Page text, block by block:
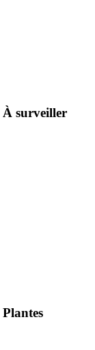
À surveiller
Plantes